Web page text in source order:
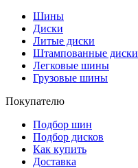
Шины
Диски
Литые диски
Штампованные диски
Легковые шины
Грузовые шины
Покупателю
Подбор шин
Подбор дисков
Как купить
Доставка